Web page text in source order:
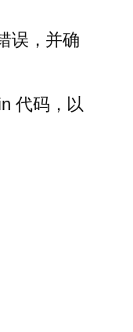
误，并确
代码，以